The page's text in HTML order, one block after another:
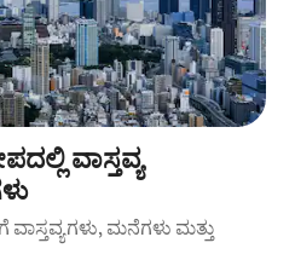
ವಾಸ್ತವ್ಯ
ವಾಸ್ತವ್ಯಗಳು, ಮನೆಗಳು ಮತ್ತು